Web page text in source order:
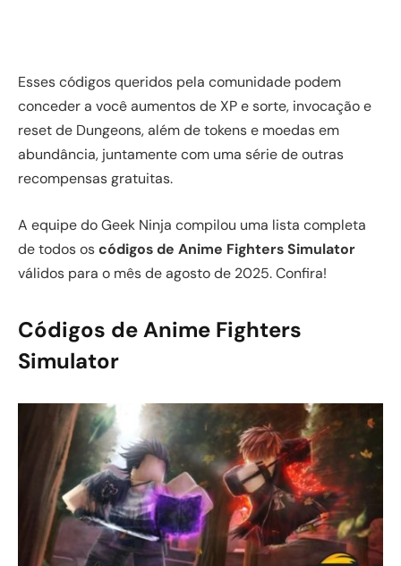
Esses códigos queridos pela comunidade podem
conceder a você aumentos de XP e sorte, invocação e
reset de Dungeons, além de tokens e moedas em
abundância, juntamente com uma série de outras
recompensas gratuitas.
A equipe do Geek Ninja compilou uma lista completa
de todos oscódigos de Anime Fighters Simulator
válidos para o mês de agosto de 2025. Confira!
Códigos de Anime Fighters
Simulator